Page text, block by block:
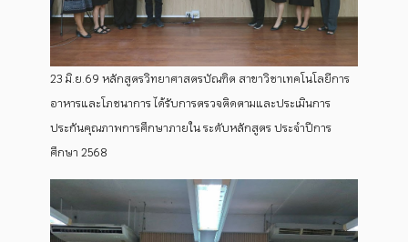
23 มิ.ย.69 หลักสูตรวิทยาศาสตรบัณฑิต สาขาวิชาเทคโนโลยีการ
อาหารและโภชนาการ ได้รับการตรวจติดตามและประเมินการ
ประกันคุณภาพการศึกษาภายใน ระดับหลักสูตร ประจำปีการ
ศึกษา 2568